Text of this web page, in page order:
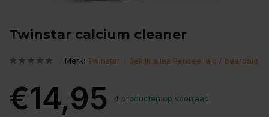
Twinstar calcium cleaner
Merk: Twinstar Bekijk alles Penseel alg / baardalg
€14,95 4 producten op voorraad